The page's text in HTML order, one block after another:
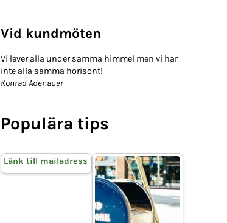
Vid kundmöten
Vi lever alla under samma himmel men vi har
inte alla samma horisont!
Konrad Adenauer
Populära tips
Länk till mailadress